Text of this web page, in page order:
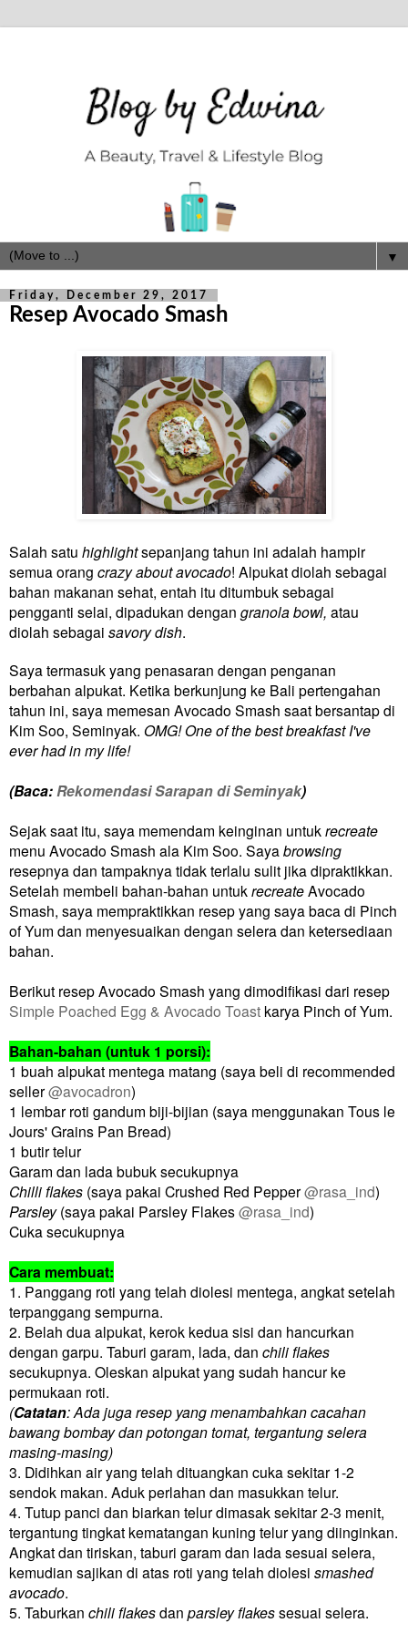
▼
Friday, December 29, 2017
Resep Avocado Smash
Salah satu highlightsepanjang tahun ini adalah hampir
semua orang crazy about avocado! Alpukat diolah sebagai
bahan makanan sehat, entah itu ditumbuk sebagai
pengganti selai, dipadukan dengan granola bowl, atau
diolah sebagai savory dish.
Saya termasuk yang penasaran dengan penganan
berbahan alpukat. Ketika berkunjung ke Bali pertengahan
tahun ini, saya memesan Avocado Smash saat bersantap di
Kim Soo, Seminyak. OMG! One of the best breakfast I've
ever had in my life!
(Baca:Rekomendasi Sarapan di Seminyak)
Sejak saat itu, saya memendam keinginan untukrecreate
menu Avocado Smash ala Kim Soo. Sayabrowsing
resepnya dan tampaknya tidak terlalu sulit jika dipraktikkan.
Setelah membeli bahan-bahan untukrecreateAvocado
Smash, saya mempraktikkan resep yang saya baca di Pinch
of Yum dan menyesuaikan dengan selera dan ketersediaan
bahan.
Berikut resep Avocado Smash yang dimodifikasi dari resep
Simple Poached Egg & Avocado Toast karya Pinch of Yum.
Bahan-bahan (untuk 1 porsi):
1 buah alpukat mentega matang (saya beli di recommended
seller@avocadron)
1 lembar roti gandum biji-bijian (saya menggunakan Tous le
Jours' Grains Pan Bread)
1 butir telur
Garam dan lada bubuk secukupnya
Chilli flakes (saya pakai Crushed Red Pepper@rasa_ind)
Parsley(saya pakai Parsley Flakes@rasa_ind)
Cuka secukupnya
Cara membuat:
1. Panggang roti yang telah diolesi mentega, angkat setelah
terpanggang sempurna.
2. Belah dua alpukat, kerok kedua sisi dan hancurkan
dengan garpu. Taburi garam, lada, dan chili flakes
secukupnya. Oleskan alpukat yang sudah hancur ke
permukaan roti.
(Catatan: Ada juga resep yang menambahkan cacahan
bawang bombay dan potongan tomat, tergantung selera
masing-masing)
3. Didihkan air yang telah dituangkan cuka sekitar 1-2
sendok makan. Aduk perlahan dan masukkan telur.
4. Tutup panci dan biarkan telur dimasak sekitar 2-3 menit,
tergantung tingkat kematangan kuning telur yang diinginkan.
Angkat dan tiriskan, taburi garam dan lada sesuai selera,
kemudian sajikan di atas roti yang telah diolesi smashed
avocado.
5. Taburkan chili flakesdan parsley flakessesuai selera.